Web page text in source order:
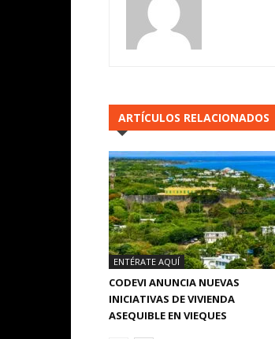
ARTÍCULOS RELACIONADOS
ENTÉRATE AQUÍ
CODEVI ANUNCIA NUEVAS
INICIATIVAS DE VIVIENDA
ASEQUIBLE EN VIEQUES